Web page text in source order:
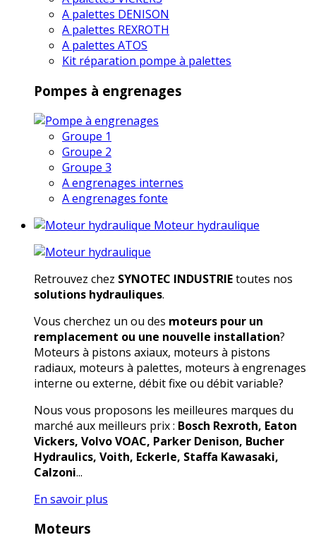
A palettes DENISON
A palettes REXROTH
A palettes ATOS
Kit réparation pompe à palettes
Pompes à engrenages
Groupe 1
Groupe 2
Groupe 3
A engrenages internes
A engrenages fonte
Moteur hydraulique
Retrouvez chez SYNOTEC INDUSTRIEtoutes nos
solutions hydrauliques.
Vous cherchez un ou des moteurs pour un
remplacement ou une nouvelle installation?
Moteurs à pistons axiaux, moteurs à pistons
radiaux, moteurs à palettes, moteurs à engrenages
interne ou externe, débit fixe ou débit variable?
Nous vous proposons les meilleures marques du
marché aux meilleurs prix : Bosch Rexroth, Eaton
Vickers, Volvo VOAC, Parker Denison, Bucher
Hydraulics, Voith, Eckerle, Staffa Kawasaki,
Calzoni...
En savoir plus
Moteurs